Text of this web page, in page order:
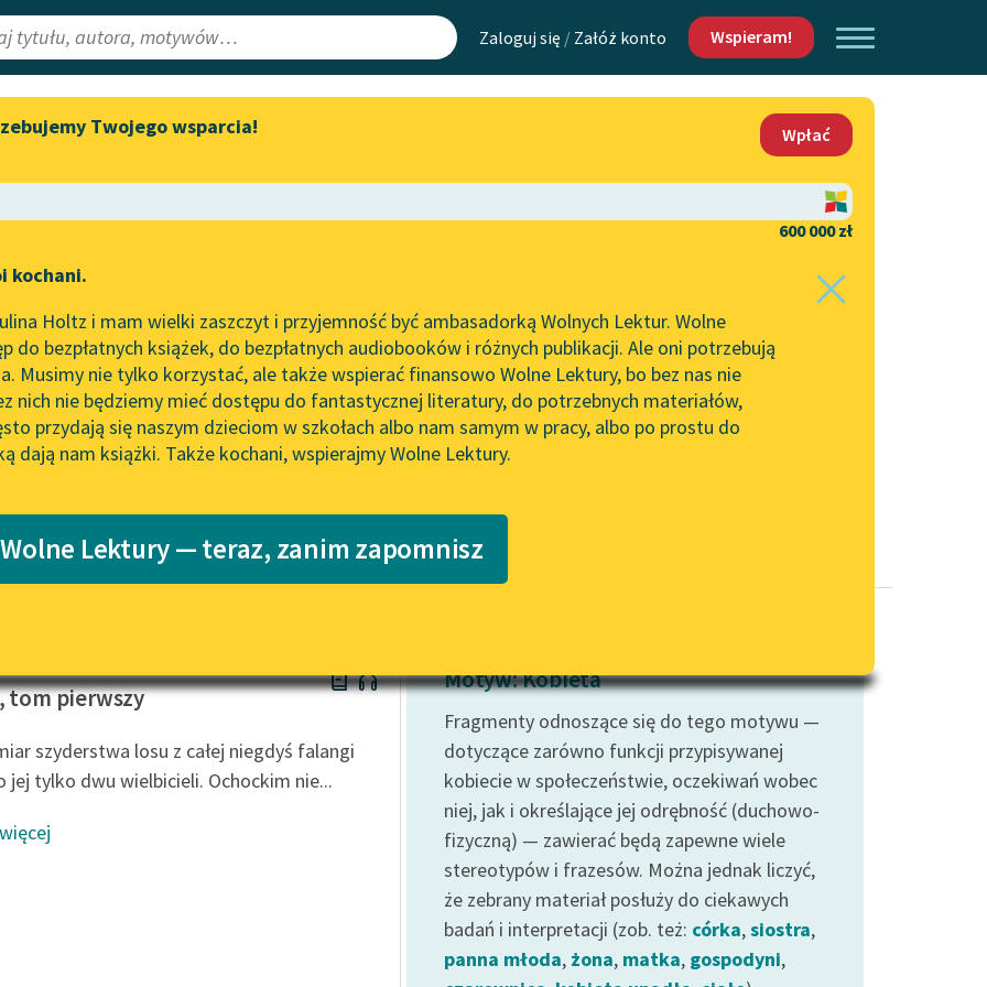
Zaloguj się / Załóż konto Wspieram!
Lektury
redakcyjne
Aktualności
„Prokurator Alicja Horn” do
literatury skandynawskiej
Spotkanie z Katarzyną Tunkiel
w Oslo
102. lata temu zmarł Joseph
Conrad
Lektury szkolne i klasyka
literatury do słuchania dla
E-kolekcja lektur szkolnych i
literatury do słuchania dla
uczennic i uczniów z
niepełnosprawnościami
Feministyczne inspiracje.
Mapa Wolnych Lektur
Leśmianator
API
OAI-PMH
Widget Wolnych Lektur
Katalog
Katalog w formacie PDF
Kontakt
O projekcie
Zasady wykorzystania
Wolnych Lektur
Logotypy
Materiały promocyjne
wrażliwych
Deklaracja dostępności
Twojego wsparcia!
Wpłać
600 000 zł
kochani.
Holtz i mam wielki zaszczyt i przyjemność być ambasadorką Wolnych Lektur. Wolne
do bezpłatnych książek, do bezpłatnych audiobooków i różnych publikacji. Ale oni potrzebują
Musimy nie tylko korzystać, ale także wspierać finansowo Wolne Lektury, bo bez nas nie
nich nie będziemy mieć dostępu do fantastycznej literatury, do potrzebnych materiałów,
przydają się naszym dzieciom w szkołach albo nam samym w pracy, albo po prostu do
dają nam książki. Także kochani, wspierajmy Wolne Lektury.
Lektury — teraz, zanim zapomnisz
Bolesław Prus✖
tom pierwszy
szyderstwa losu z całej niegdyś falangi
jej tylko dwu wielbicieli. Ochockim nie...
Motyw: Kobieta
Fragmenty odnoszące się do tego motywu —
dotyczące zarówno funkcji przypisywanej
kobiecie w społeczeństwie, oczekiwań wobec
niej, jak i określające jej odrębność (duchowo-
fizyczną) — zawierać będą zapewne wiele
stereotypów i frazesów. Można jednak liczyć,
że zebrany materiał posłuży do ciekawych
badań i interpretacji (zob. też: córka,siostra,
panna młoda, żona, matka, gospodyni,